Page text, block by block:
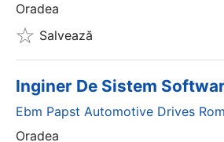
Oradea
Salvează
Inginer De Sistem
Ebm Papst Automotive Drives
Oradea